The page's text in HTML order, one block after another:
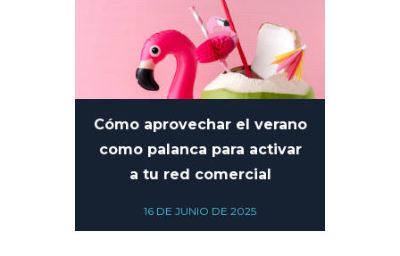
Cómo aprovechar el verano
como palanca para activar
a tu red comercial
16 DE JUNIO DE 2025